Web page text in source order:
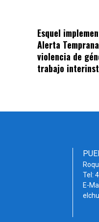
Esquel
Alerta
violencia de
trabajo
Tel:
E-